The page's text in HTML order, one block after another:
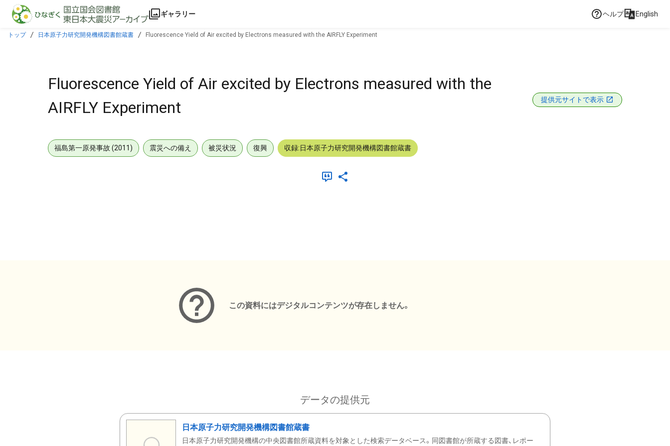
本文に飛ぶ
ギャラリー ヘルプ English
トップ 日本原子力研究開発機構図書館蔵書 Fluorescence Yield of Air excited by Electrons measured with the AIRFLY Experiment
Fluorescence Yield of Air excited by Electrons measured with the
AIRFLY Experiment
提供元サイトで表示
福島第一原発事故 (2011) 震災への備え 被災状況 復興 収録:日本原子力研究開発機構図書館蔵書
この資料にはデジタルコンテンツが存在しません。
データの提供元
日本原子力研究開発機構図書館蔵書
日本原子力研究開発機構の中央図書館所蔵資料を対象とした検索データベース。同図書館が所蔵する図書、レポー